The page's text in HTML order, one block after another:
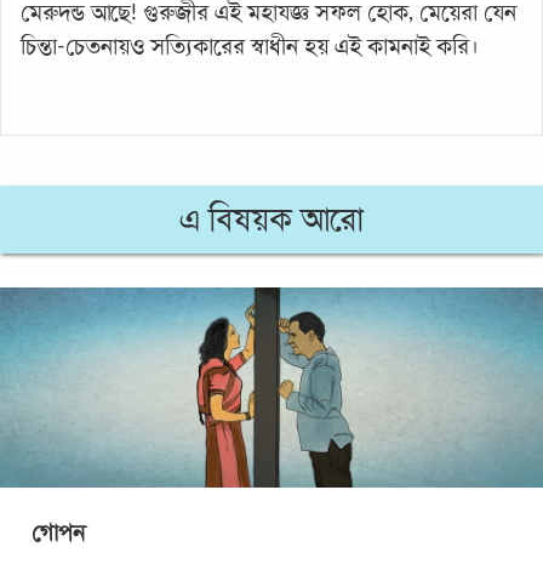
মেরুদন্ড আছে! গুরুজীর এই মহাযজ্ঞ সফল হোক, মেয়েরা যেন
চিন্তা-চেতনায়ও সত্যিকারের স্বাধীন হয় এই কামনাই করি।
এ বিষয়ক আরো
গোপন